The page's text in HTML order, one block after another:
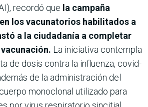
recordó que la campaña
los vacunatorios habilitados a
a la ciudadanía a completar
La iniciativa contempla
de dosis contra la influenza, covid-
de la administración del
monoclonal utilizado para